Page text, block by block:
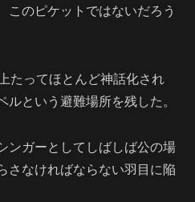
このピケットではないだろう
たってほとんど神話化され
ルという避難場所を残した。
ンガーとしてしばしば公の場
さなければならない羽目に陥